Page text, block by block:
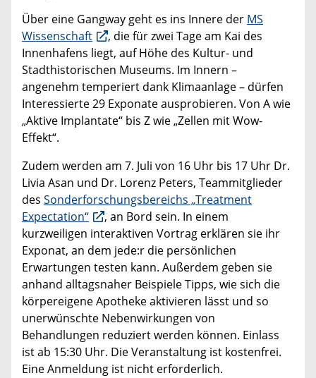
Über eine Gangway geht es ins Innere der MS
Wissenschaft
, die für zwei Tage am Kai des
Innenhafens liegt, auf Höhe des Kultur- und
Stadthistorischen Museums. Im Innern –
angenehm temperiert dank Klimaanlage – dürfen
Interessierte 29 Exponate ausprobieren. Von A wie
„Aktive Implantate“ bis Z wie „Zellen mit Wow-
Effekt“.
Zudem werden am 7. Juli von 16 Uhr bis 17 Uhr Dr.
Livia Asan und Dr. Lorenz Peters, Teammitglieder
des Sonderforschungsbereichs „Treatment
Expectation“
, an Bord sein. In einem
kurzweiligen interaktiven Vortrag erklären sie ihr
Exponat, an dem jede:r die persönlichen
Erwartungen testen kann. Außerdem geben sie
anhand alltagsnaher Beispiele Tipps, wie sich die
körpereigene Apotheke aktivieren lässt und so
unerwünschte Nebenwirkungen von
Behandlungen reduziert werden können. Einlass
ist ab 15:30 Uhr. Die Veranstaltung ist kostenfrei.
Eine Anmeldung ist nicht erforderlich.